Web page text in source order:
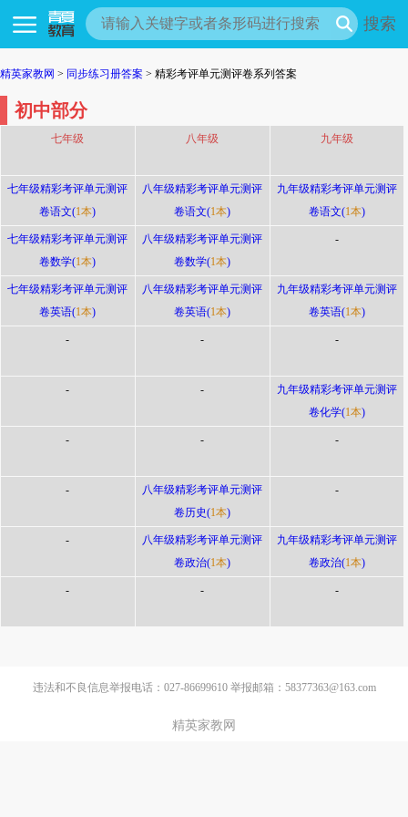
搜索
精英家教网 > 同步练习册答案 > 精彩考评单元测评卷系列答案
初中部分
七年级
七年级精彩考评单元测评
卷语文(1本)
七年级精彩考评单元测评
卷数学(1本)
七年级精彩考评单元测评
卷英语(1本)
-
-
-
-
-
-
八年级
八年级精彩考评单元测评
卷语文(1本)
八年级精彩考评单元测评
卷数学(1本)
八年级精彩考评单元测评
卷英语(1本)
-
-
-
八年级精彩考评单元测评
卷历史(1本)
八年级精彩考评单元测评
卷政治(1本)
-
九年级
九年级精彩考评单元测评
卷语文(1本)
-
九年级精彩考评单元测评
卷英语(1本)
-
九年级精彩考评单元测评
卷化学(1本)
-
-
九年级精彩考评单元测评
卷政治(1本)
-
违法和不良信息举报电话：027-86699610 举报邮箱：58377363@163.com
精英家教网